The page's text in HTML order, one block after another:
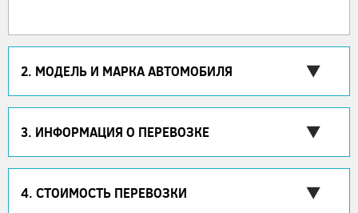
2. МОДЕЛЬ И МАРКА АВТОМОБИЛЯ
3. ИНФОРМАЦИЯ О ПЕРЕВОЗКЕ
4. СТОИМОСТЬ ПЕРЕВОЗКИ